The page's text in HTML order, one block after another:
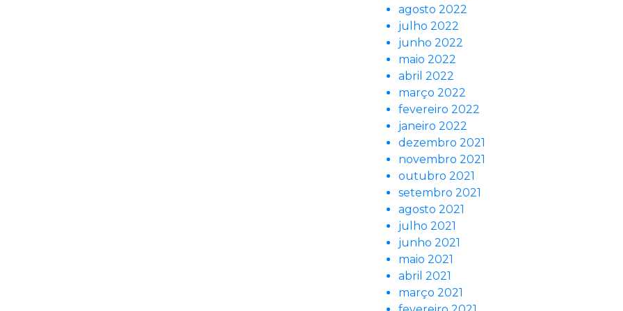
agosto 2022
julho 2022
junho 2022
maio 2022
abril 2022
março 2022
fevereiro 2022
janeiro 2022
dezembro 2021
novembro 2021
outubro 2021
setembro 2021
agosto 2021
julho 2021
junho 2021
maio 2021
abril 2021
março 2021